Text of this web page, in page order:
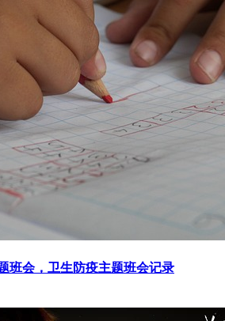
班会，卫生防疫主题班会记录